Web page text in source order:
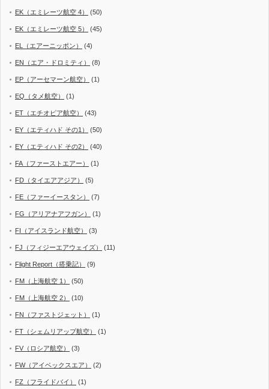
EK（エミレーツ航空 4） (50)
EK（エミレーツ航空 5） (45)
EL（エアーニッポン） (4)
EN（エア・ドロミティ） (8)
EP（アーセマーン航空） (1)
EQ（タメ航空） (1)
ET（エチオピア航空） (43)
EY（エティハド その1） (50)
EY（エティハド その2） (40)
FA（ファーストエアー） (1)
FD（タイエアアジア） (5)
FE（ファーイースタン） (7)
FG（アリアナアフガン） (1)
FI（アイスランド航空） (3)
FJ（フィジーエアウェイズ） (11)
Flight Report（搭乗記） (9)
FM（上海航空 1） (50)
FM（上海航空 2） (10)
FN（ファストジェット） (1)
FT（シェムリアップ航空） (1)
FV（ロシア航空） (3)
FW（アイベックスエア） (2)
FZ（フライドバイ） (1)